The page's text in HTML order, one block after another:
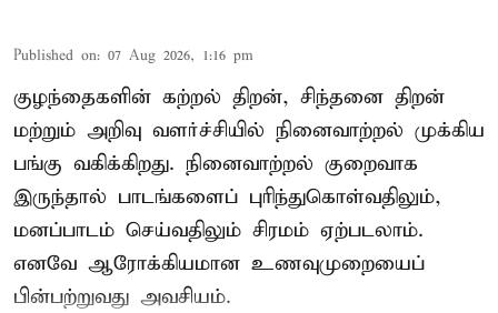
Published on: 07 Aug 2026, 1:16 pm
குழந்தைகளின் கற்றல் திறன், சிந்தனை திறன்
மற்றும் அறிவு வளர்ச்சியில் நினைவாற்றல் முக்கிய
பங்கு வகிக்கிறது. நினைவாற்றல் குறைவாக
இருந்தால் பாடங்களைப் புரிந்துகொள்வதிலும்,
மனப்பாடம் செய்வதிலும் சிரமம் ஏற்படலாம்.
எனவே ஆரோக்கியமான உணவுமுறையைப்
பின்பற்றுவது அவசியம்.